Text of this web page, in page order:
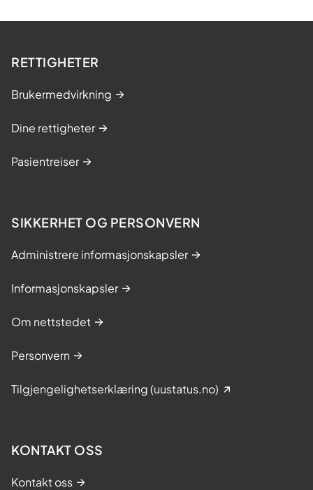
RETTIGHETER
Brukermedvirkning
Dine rettigheter
Pasientreiser
SIKKERHET OG PERSONVERN
Administrere informasjonskapsler
Informasjonskapsler
Om nettstedet
Personvern
Tilgjengelighetserklæring (uustatus.no)
KONTAKT OSS
Kontakt oss